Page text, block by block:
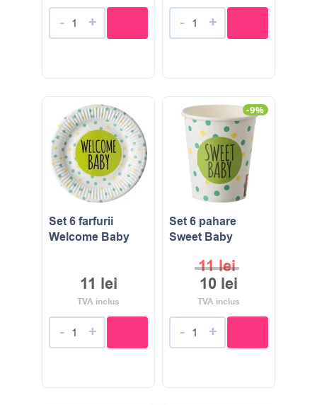
- + - +
Set 6 farfurii
Welcome Baby
11 lei
TVA inclus
- +
-9%
Set 6 pahare
Sweet Baby
11lei
10 lei
TVA inclus
- +